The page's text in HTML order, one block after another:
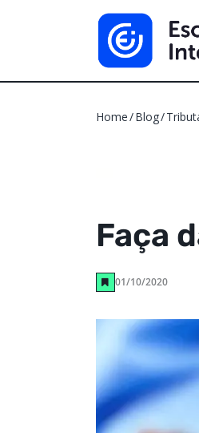
Home Blog
Faça
01/10/2020